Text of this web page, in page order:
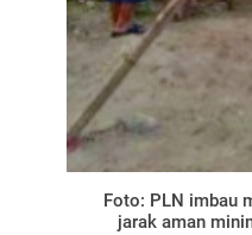
Foto: PLN imbau
jarak aman